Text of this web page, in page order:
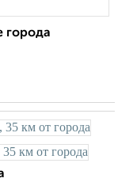
города